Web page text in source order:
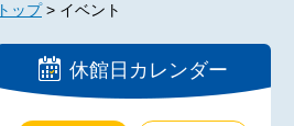
トップ> イベント
休館日カレンダー